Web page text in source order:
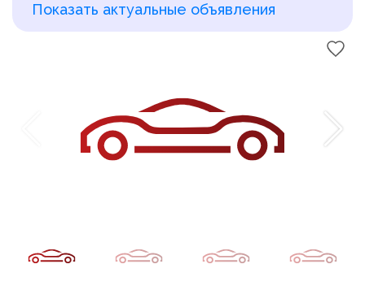
Показать актуальные объявления